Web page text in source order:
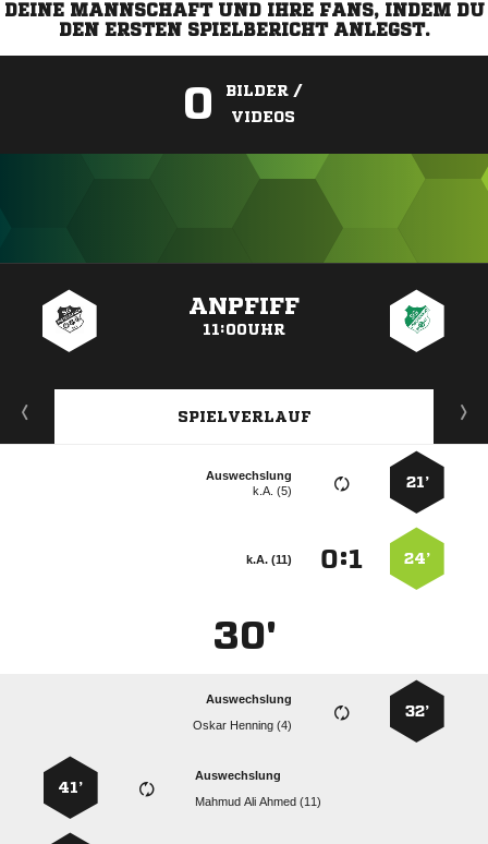
DEINE MANNSCHAFT UND IHRE FANS, INDEM DU
DEN ERSTEN SPIELBERICHT ANLEGST.
0
BILDER /
VIDEOS
ANPFIFF
11:00UHR
SPIELVERLAUF
21’
Auswechslung
k.A. (5)
24’
:
k.A. (11)
30'
32’
Auswechslung
  
Auswechslung
   
41’